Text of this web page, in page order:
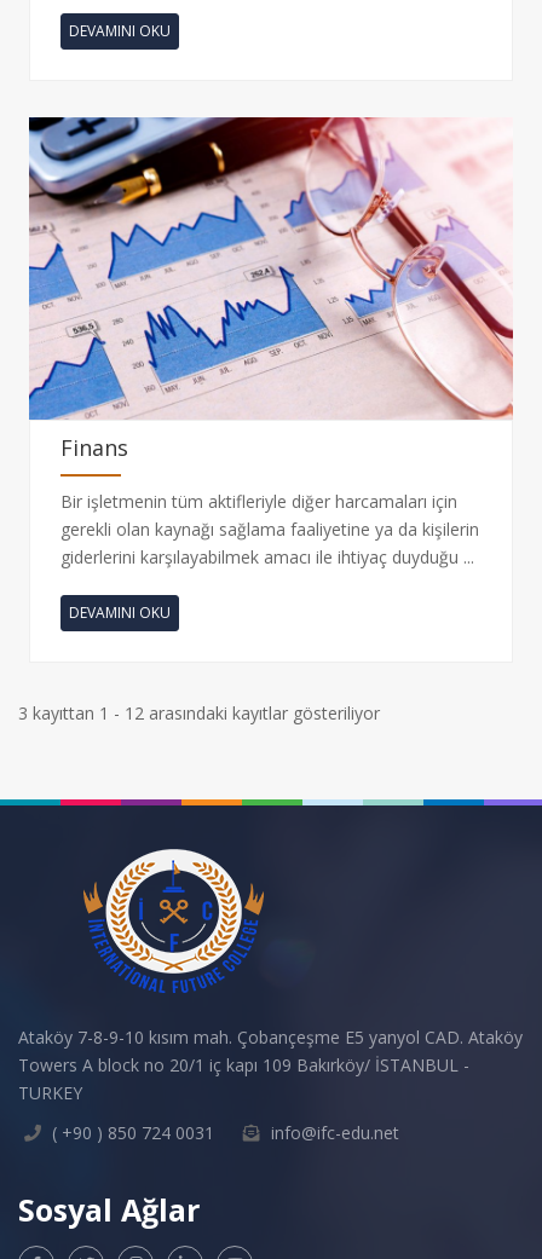
DEVAMINI OKU
Finans
Bir işletmenin tüm aktifleriyle diğer harcamaları için
gerekli olan kaynağı sağlama faaliyetine ya da kişilerin
giderlerini karşılayabilmek amacı ile ihtiyaç duyduğu ...
DEVAMINI OKU
3 kayıttan 1 - 12 arasındaki kayıtlar gösteriliyor
Ataköy 7-8-9-10 kısım mah. Çobançeşme E5 yanyol CAD. Ataköy
Towers A block no 20/1 iç kapı 109 Bakırköy/ İSTANBUL -
TURKEY
( +90 ) 850 724 0031
info@ifc-edu.net
Sosyal Ağlar